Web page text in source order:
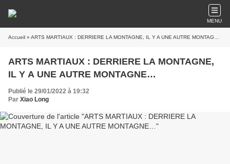
MENU
Accueil » ARTS MARTIAUX : DERRIERE LA MONTAGNE, IL Y A UNE AUTRE MONTAGNE…
ARTS MARTIAUX : DERRIERE LA MONTAGNE,
IL Y A UNE AUTRE MONTAGNE…
Publié le 29/01/2022 à 19:32
Par Xiao Long